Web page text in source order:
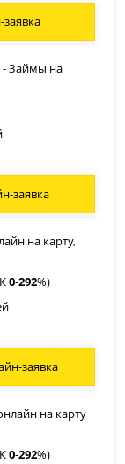
Займы на
заявка
на карту,
0-292%)
заявка
на карту
0-292%)